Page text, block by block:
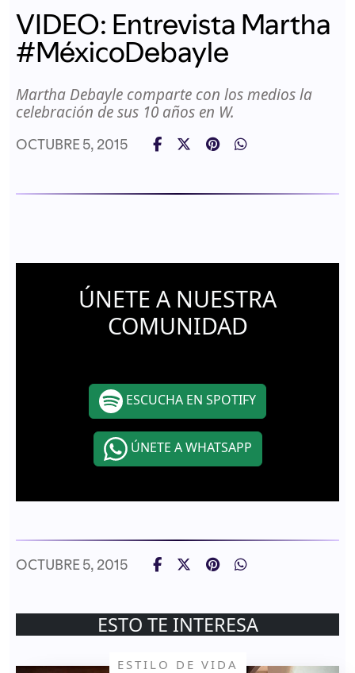
VIDEO: Entrevista Martha
#MéxicoDebayle
Martha Debayle comparte con los medios la
celebración de sus 10 años en W.
OCTUBRE 5, 2015
ÚNETE A NUESTRA
COMUNIDAD
ESCUCHA EN SPOTIFY
ÚNETE A WHATSAPP
OCTUBRE 5, 2015
ESTO TE INTERESA
ESTILO DE VIDA